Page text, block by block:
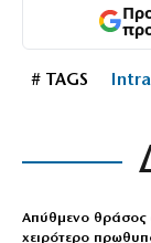
# TAGS
Απύθμενο θράσος
χειρότερο